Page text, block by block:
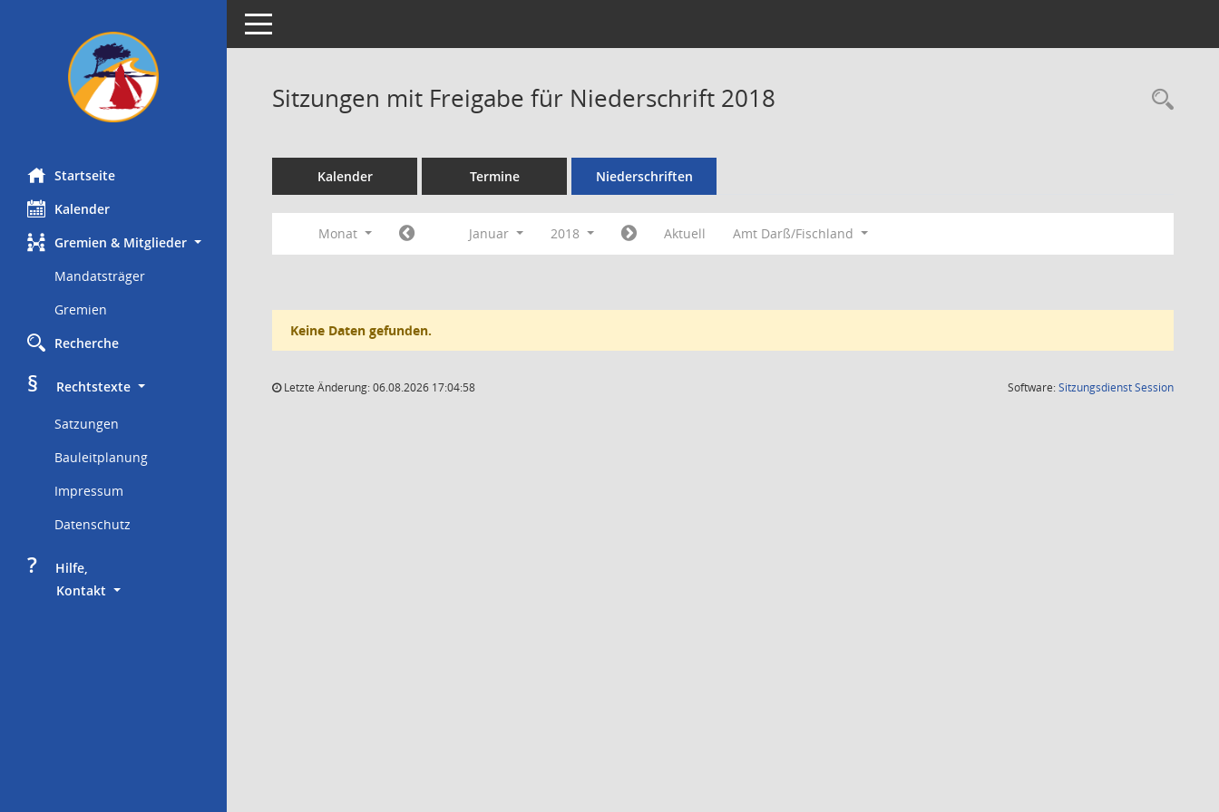
Startseite
Kalender
Gremien & Mitglieder
Mandatsträger
Gremien
Recherche
§
     Rechtstexte
Satzungen
Bauleitplanung
Impressum
Datenschutz
?
     Hilfe,
Kontakt
Toggle navigation
Sitzungen mit Freigabe für Niederschrift 2018
Kalender Termine Niederschriften
Monat Januar 2018 Aktuell Amt Darß/Fischland
Keine Daten gefunden.
Letzte Änderung: 06.08.2026 17:04:58 Software:SitzungsdienstSession(Wird in